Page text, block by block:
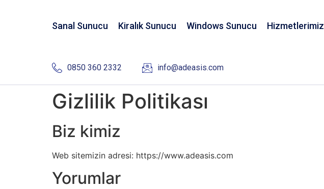
Sanal Sunucu Kiralık Sunucu Windows Sunucu Hizmetlerimiz
0850 360 2332 info@adeasis.com
Gizlilik Politikası
Biz kimiz
Web sitemizin adresi: https://www.adeasis.com
Yorumlar